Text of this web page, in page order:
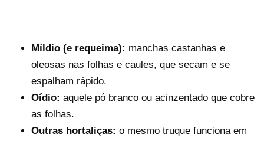
Míldio (e requeima): manchas castanhas e
oleosas nas folhas e caules, que secam e se
espalham rápido.
Oídio: aquele pó branco ou acinzentado que cobre
as folhas.
Outras hortaliças: o mesmo truque funciona em